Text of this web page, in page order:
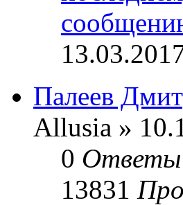
Палеев
Allusia »
0 Ответы
13831